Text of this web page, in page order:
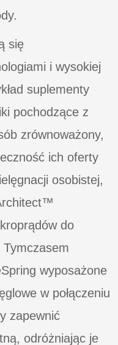
się
i wysokiej
suplementy
pochodzące z
zrównoważony,
ich oferty
osobistej,
do
Tymczasem
wyposażone
w połączeniu
zapewnić
odróżniając je